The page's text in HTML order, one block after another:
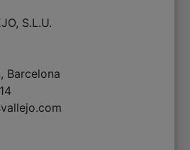
S.L.U.
Barcelona